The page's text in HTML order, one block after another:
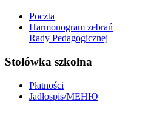
Poczta
Harmonogram zebrań
Rady Pedagogicznej
Stołówka szkolna
Płatności
Jadłospis/МЕНЮ